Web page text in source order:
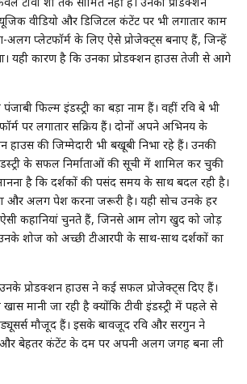
वीडियो और डिजिटल कंटेंट पर भी लगातार काम
अलग प्लेटफॉर्म के लिए ऐसे प्रोजेक्ट्स बनाए हैं, जिन्हें
यही कारण है कि उनका प्रोडक्शन हाउस तेजी से आगे
फिल्म इंडस्ट्री का बड़ा नाम हैं। वहीं रवि दुबे भी
पर लगातार सक्रिय हैं। दोनों अपने अभिनय के
हाउस की जिम्मेदारी भी बखूबी निभा रहे हैं। उनकी
के सफल निर्माताओं की सूची में शामिल कर चुकी
है कि दर्शकों की पसंद समय के साथ बदल रही है।
और अलग पेश करना जरूरी है। यही सोच उनके हर
ऐसी कहानियां चुनते हैं, जिनसे आम लोग खुद को जोड़
शोज को अच्छी टीआरपी के साथ-साथ दर्शकों का
प्रोडक्शन हाउस ने कई सफल प्रोजेक्ट्स दिए हैं।
मानी जा रही है क्योंकि टीवी इंडस्ट्री में पहले से
मौजूद हैं। इसके बावजूद रवि और सरगुन ने
बेहतर कंटेंट के दम पर अपनी अलग जगह बना ली